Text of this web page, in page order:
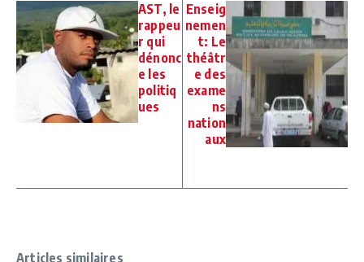
AST, le
rappeu
r qui
dénonc
e les
politiq
ues
Enseig
nemen
t: Le
théâtr
e des
exame
ns
nation
aux
Articles similaires